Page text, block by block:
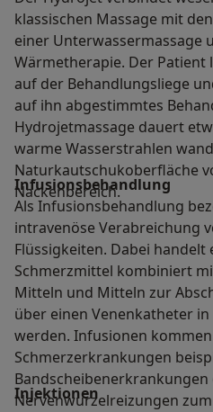
klassischen Massage mit
einer Unterwassermassage
Wärmetherapie. Der
auf der Behandlungsliege
auf ihn abgestimmtes
Hydrojetmassage dauert
warme Wasserstrahlen
Naturkautschukoberfläche
Nackenbereich.
Infusionsbehandlung
Als Infusionsbehandlung
intravenöse Verabreichung
Flüssigkeiten. Dabei handelt
Schmerzmittel kombiniert
Mitteln und Mitteln zur
über einen Venenkatheter
werden. Infusionen
Schmerzerkrankungen
Bandscheibenerkrankungen
Nervenwurzelreizungen zum
Injektionen